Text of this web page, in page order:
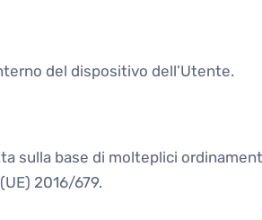
del dispositivo dell’Utente.
sulla base di molteplici
2016/679.